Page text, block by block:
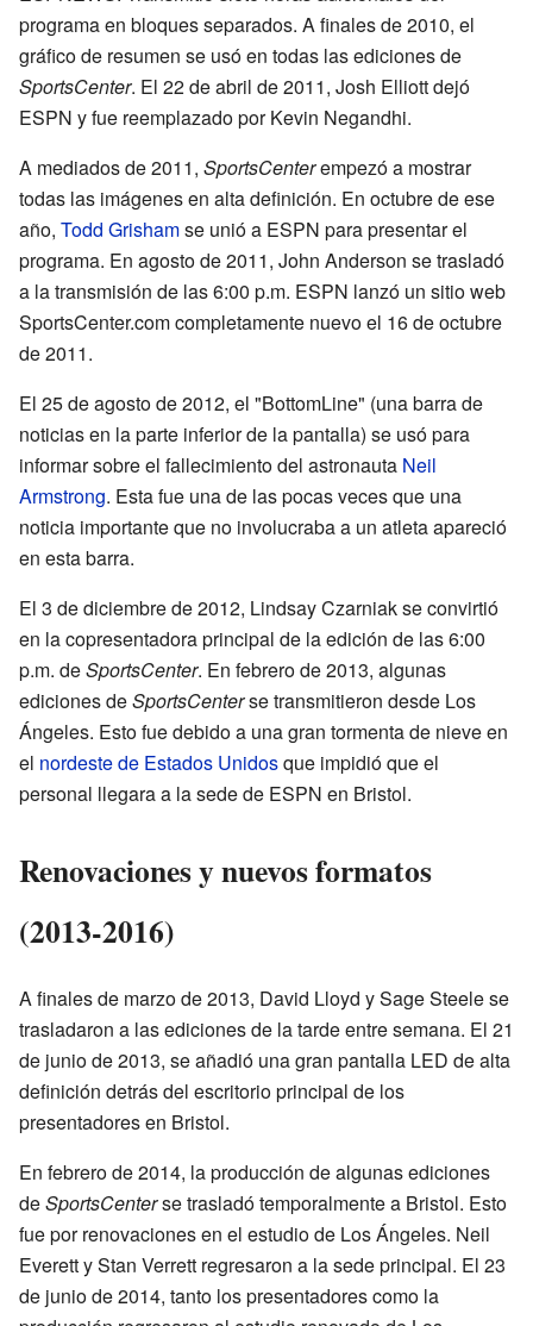
programa en bloques separados. A finales de 2010, el
gráfico de resumen se usó en todas las ediciones de
SportsCenter. El 22 de abril de 2011, Josh Elliott dejó
ESPN y fue reemplazado por Kevin Negandhi.
A mediados de 2011, SportsCenterempezó a mostrar
todas las imágenes en alta definición. En octubre de ese
año, Todd Grishamse unió a ESPN para presentar el
programa. En agosto de 2011, John Anderson se trasladó
a la transmisión de las 6:00 p.m. ESPN lanzó un sitio web
SportsCenter.com completamente nuevo el 16 de octubre
de 2011.
El 25 de agosto de 2012, el "BottomLine" (una barra de
noticias en la parte inferior de la pantalla) se usó para
informar sobre el fallecimiento del astronauta Neil
Armstrong. Esta fue una de las pocas veces que una
noticia importante que no involucraba a un atleta apareció
en esta barra.
El 3 de diciembre de 2012, Lindsay Czarniak se convirtió
en la copresentadora principal de la edición de las 6:00
p.m. deSportsCenter. En febrero de 2013, algunas
ediciones deSportsCenterse transmitieron desde Los
Ángeles. Esto fue debido a una gran tormenta de nieve en
el nordeste de Estados Unidosque impidió que el
personal llegara a la sede de ESPN en Bristol.
Renovaciones y nuevos formatos
(2013-2016)
A finales de marzo de 2013, David Lloyd y Sage Steele se
trasladaron a las ediciones de la tarde entre semana. El 21
de junio de 2013, se añadió una gran pantalla LED de alta
definición detrás del escritorio principal de los
presentadores en Bristol.
En febrero de 2014, la producción de algunas ediciones
deSportsCenterse trasladó temporalmente a Bristol. Esto
fue por renovaciones en el estudio de Los Ángeles. Neil
Everett y Stan Verrett regresaron a la sede principal. El 23
de junio de 2014, tanto los presentadores como la